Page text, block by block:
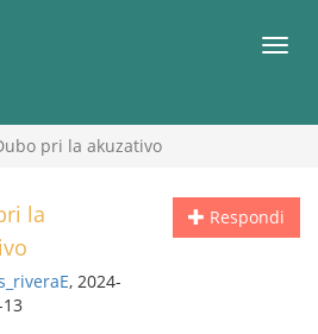
pri la akuzativo
Respondi
la
, 2024-